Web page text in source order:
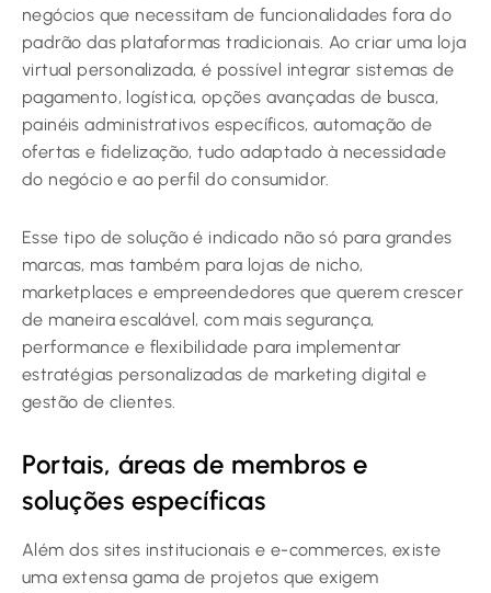
negócios que necessitam de funcionalidades fora do
padrão das plataformas tradicionais. Ao criar uma loja
virtual personalizada, é possível integrar sistemas de
pagamento, logística, opções avançadas de busca,
painéis administrativos específicos, automação de
ofertas e fidelização, tudo adaptado à necessidade
do negócio e ao perfil do consumidor.
Esse tipo de solução é indicado não só para grandes
marcas, mas também para lojas de nicho,
marketplaces e empreendedores que querem crescer
de maneira escalável, com mais segurança,
performance e flexibilidade para implementar
estratégias personalizadas de marketing digital e
gestão de clientes.
Portais, áreas de membros e
soluções específicas
Além dos sites institucionais e e-commerces, existe
uma extensa gama de projetos que exigem